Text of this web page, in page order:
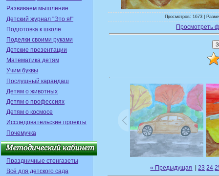
Развиваем мышление
Детский журнал "Это я!"
Подготовка к школе
Поделки своими руками
Детские презентации
Математика детям
Учим буквы
Послушный карандаш
Детям о животных
Детям о профессиях
Детям о космосе
Исследовательские проекты
Почемучка
Праздничные стенгазеты
Всё для детского сада
Просмотров: 1673 |
Просмотреть
« Предыдущая |23 24